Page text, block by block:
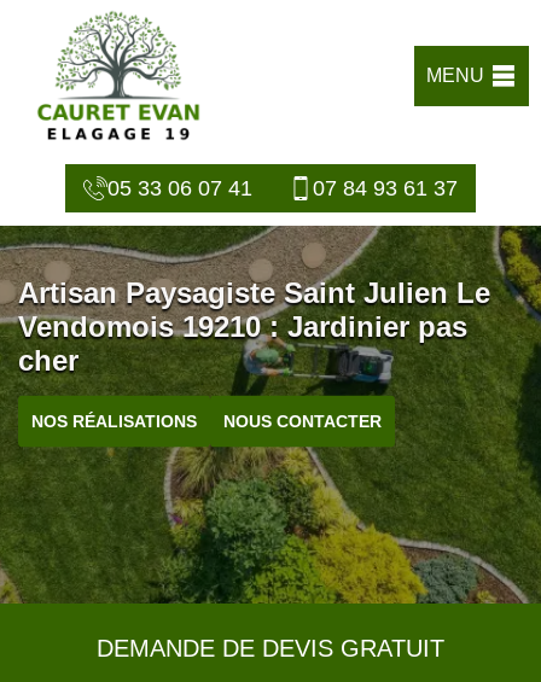
MENU
05 33 06 07 41 07 84 93 61 37
Artisan Paysagiste Saint Julien Le
Vendomois 19210 : Jardinier pas
cher
NOS RÉALISATIONS NOUS CONTACTER
DEMANDE DE DEVIS GRATUIT